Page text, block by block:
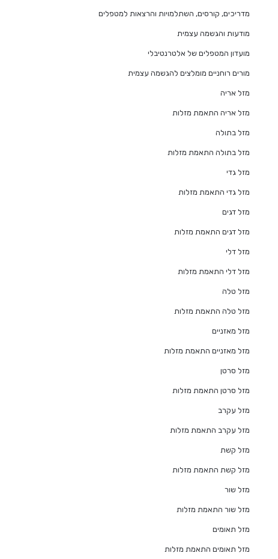
מדריכים, קורסים, השתלמויות והרצאות למטפלים
מודעות והגשמה עצמית
מועדון המטפלים של אלטרנטיבלי
מורים רוחניים מומלצים להגשמה עצמית
מזל אריה
מזל אריה התאמת מזלות
מזל בתולה
מזל בתולה התאמת מזלות
מזל גדי
מזל גדי התאמת מזלות
מזל דגים
מזל דגים התאמת מזלות
מזל דלי
מזל דלי התאמת מזלות
מזל טלה
מזל טלה התאמת מזלות
מזל מאזניים
מזל מאזניים התאמת מזלות
מזל סרטן
מזל סרטן התאמת מזלות
מזל עקרב
מזל עקרב התאמת מזלות
מזל קשת
מזל קשת התאמת מזלות
מזל שור
מזל שור התאמת מזלות
מזל תאומים
מזל תאומים התאמת מזלות